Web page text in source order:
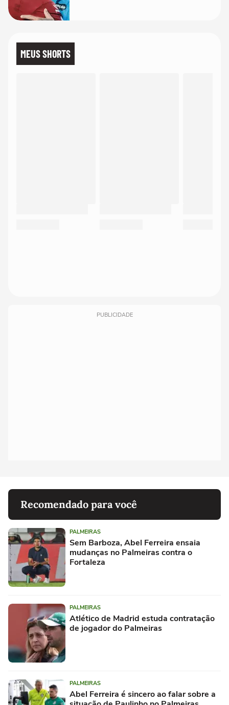
MEUS SHORTS
PUBLICIDADE
Recomendado para você
PALMEIRAS
Sem Barboza, Abel Ferreira ensaia
mudanças no Palmeiras contra o
Fortaleza
PALMEIRAS
Atlético de Madrid estuda contratação
de jogador do Palmeiras
PALMEIRAS
Abel Ferreira é sincero ao falar sobre a